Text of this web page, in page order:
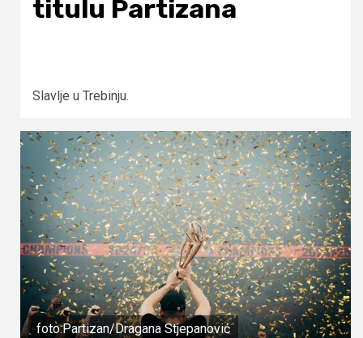
titulu Partizana
Slavlje u Trebinju.
foto:Partizan/Dragana Stjepanović